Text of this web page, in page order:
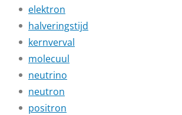
elektron
halveringstijd
kernverval
molecuul
neutrino
neutron
positron